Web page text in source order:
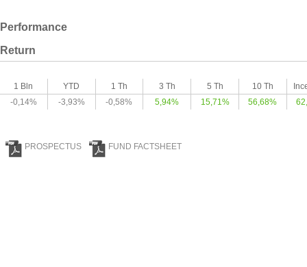
Performance
Return
1 Bln YTD 1 Th 3 Th 5 Th 10 Th
-0,14%
-3,93% -0,58% 5,94% 15,71% 56,68%
PROSPECTUS FUND FACTSHEET